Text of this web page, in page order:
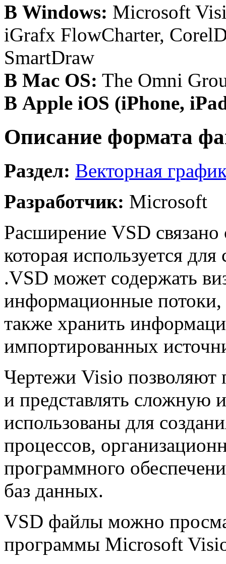
В Windows: Microsoft
iGrafx FlowCharter,
SmartDraw
В Mac OS: The Omni
В Apple iOS (iPhone,
Описание формата
Раздел: Векторная
Разработчик: Microsoft
Расширение VSD
которая используется
.VSD может содержать
информационные потоки,
также хранить
импортированных
Чертежи Visio позволяют
и представлять
использованы для
процессов,
программного
баз данных.
VSD файлы можно
программы Microsoft